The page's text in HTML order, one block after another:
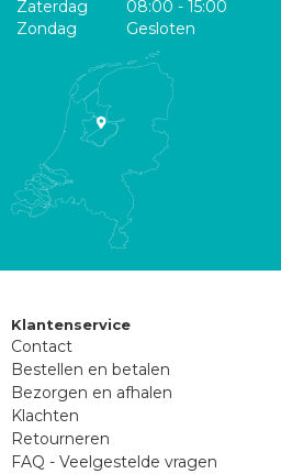
Zaterdag
08:00 - 15:00
Zondag
Gesloten
Klantenservice
Contact
Bestellen en betalen
Bezorgen en afhalen
Klachten
Retourneren
FAQ - Veelgestelde vragen